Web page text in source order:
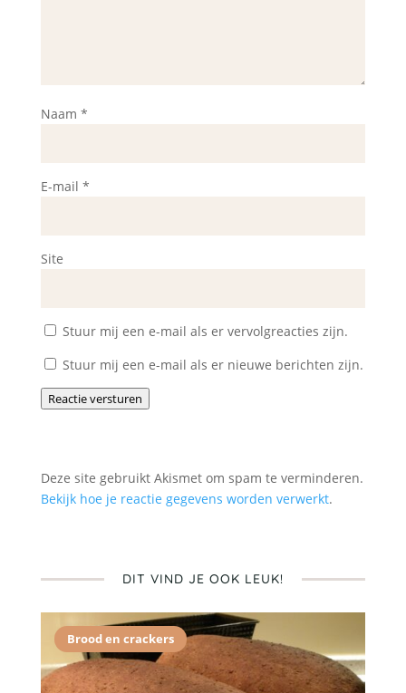
Naam *
E-mail *
Site
Stuur mij een e-mail als er vervolgreacties zijn.
Stuur mij een e-mail als er nieuwe berichten zijn.
Reactie versturen
Deze site gebruikt Akismet om spam te verminderen.
Bekijk hoe je reactie gegevens worden verwerkt.
DIT VIND JE OOK LEUK!
Brood en crackers